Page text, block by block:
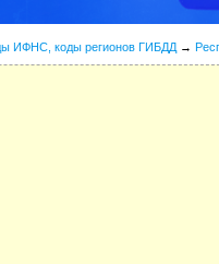
ИФНС, коды регионов ГИБДД →